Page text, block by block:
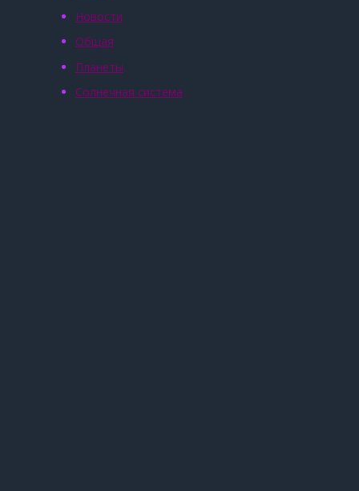
Новости
Общая
Планеты
Солнечная система